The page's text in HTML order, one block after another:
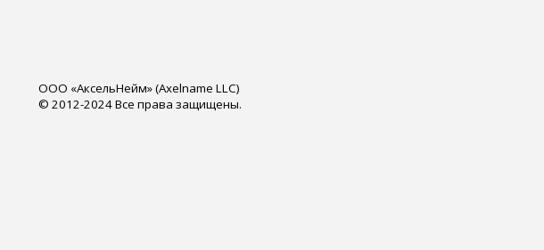
ООО «АксельНейм» (Axelname LLC)
© 2012-2024 Все права защищены.